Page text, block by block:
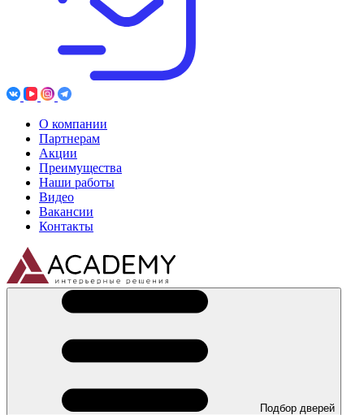
О компании
Партнерам
Акции
Преимущества
Наши работы
Видео
Вакансии
Контакты
Подбор дверей